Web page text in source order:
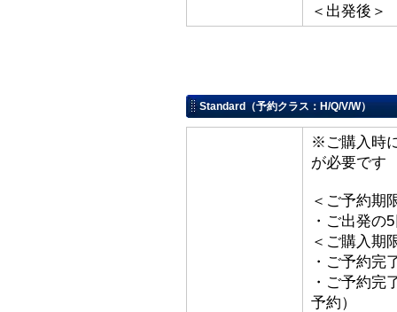
＜出発後
Standard（予約クラス：H/Q/V/W）
※ご購入時
が必要です
＜ご予約期
・ご出発の
＜ご購入期
・ご予約完
・ご予約完
予約）